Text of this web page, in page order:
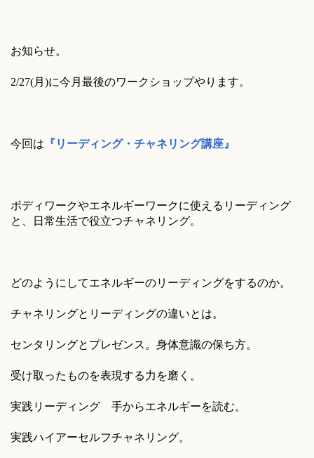
お知らせ。
2/27(月)に今月最後のワークショップやります。
今回は 『リーディング・チャネリング講座』
ボディワークやエネルギーワークに使えるリーディング
と、日常生活で役立つチャネリング。
どのようにしてエネルギーのリーディングをするのか。
チャネリングとリーディングの違いとは。
センタリングとプレゼンス。身体意識の保ち方。
受け取ったものを表現する力を磨く。
実践リーディング 手からエネルギーを読む。
実践ハイアーセルフチャネリング。